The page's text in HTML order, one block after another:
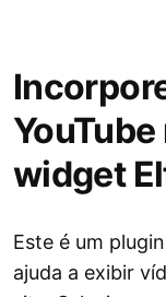
widget
Este é um
ajuda a exibir